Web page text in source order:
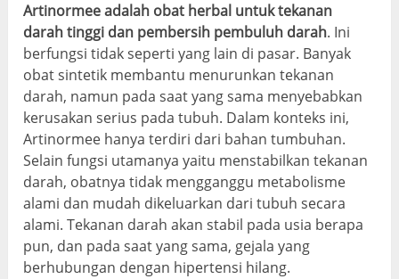
Artinormee adalah obat herbal untuk tekanan
darah tinggi dan pembersih pembuluh darah. Ini
berfungsi tidak seperti yang lain di pasar. Banyak
obat sintetik membantu menurunkan tekanan
darah, namun pada saat yang sama menyebabkan
kerusakan serius pada tubuh. Dalam konteks ini,
Artinormee hanya terdiri dari bahan tumbuhan.
Selain fungsi utamanya yaitu menstabilkan tekanan
darah, obatnya tidak mengganggu metabolisme
alami dan mudah dikeluarkan dari tubuh secara
alami. Tekanan darah akan stabil pada usia berapa
pun, dan pada saat yang sama, gejala yang
berhubungan dengan hipertensi hilang.